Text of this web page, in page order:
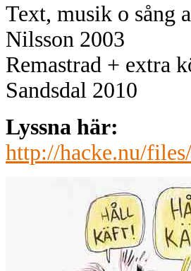
Text, musik o sång
Nilsson 2003
Remastrad + extra
Sandsdal 2010
Lyssna här:
http://hacke.nu/